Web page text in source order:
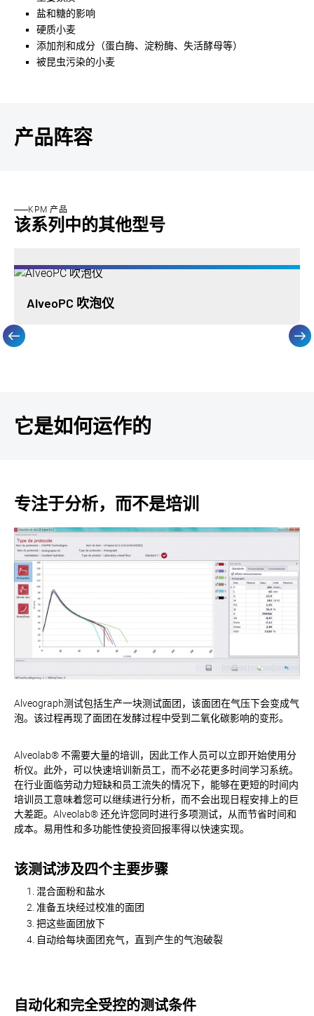
盐和糖的影响
硬质小麦
添加剂和成分（蛋白酶、淀粉酶、失活酵母等）
被昆虫污染的小麦
产品阵容
KPM 产品
该系列中的其他型号
AlveoPC 吹泡仪
它是如何运作的
专注于分析，而不是培训
Alveograph测试包括生产一块测试面团，该面团在气压下会变成气
泡。该过程再现了面团在发酵过程中受到二氧化碳影响的变形。
Alveolab® 不需要大量的培训，因此工作人员可以立即开始使用分
析仪。此外，可以快速培训新员工，而不必花更多时间学习系统。
在行业面临劳动力短缺和员工流失的情况下，能够在更短的时间内
培训员工意味着您可以继续进行分析，而不会出现日程安排上的巨
大差距。Alveolab® 还允许您同时进行多项测试，从而节省时间和
成本。易用性和多功能性使投资回报率得以快速实现。
该测试涉及四个主要步骤
混合面粉和盐水
准备五块经过校准的面团
把这些面团放下
自动给每块面团充气，直到产生的气泡破裂
自动化和完全受控的测试条件